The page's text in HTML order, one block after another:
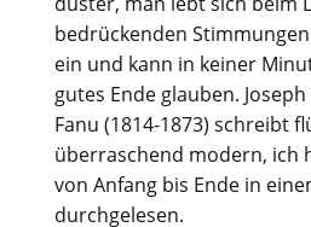
bedrückenden
ein und kann in keiner
gutes Ende glauben.
Fanu (1814-1873) schreibt
überraschend modern, ich
von Anfang bis Ende in
durchgelesen.